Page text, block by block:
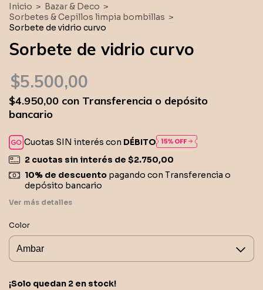
Inicio > Bazar & Deco >
Sorbetes & Cepillos limpia bombillas >
Sorbete de vidrio curvo
Sorbete de vidrio curvo
$5.500,00
$4.950,00 con Transferencia o depósito
bancario
Cuotas SIN interés con DÉBITO
2 cuotas sin interés de $2.750,00
10% de descuentopagando con Transferencia o
depósito bancario
Ver más detalles
Color
¡Solo quedan 2 en stock!